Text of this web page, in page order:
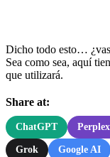
Dicho todo esto…
Sea como sea, aquí
que utilizará.
Share at:
ChatGPT
Grok Google AI